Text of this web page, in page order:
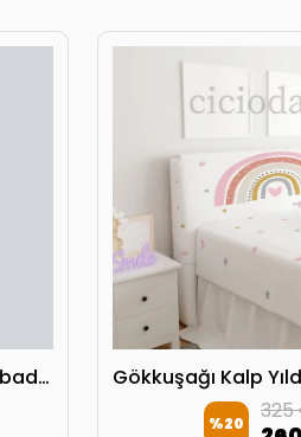
Gökkuşağı Kalp Yıldız Lambader
%20 325